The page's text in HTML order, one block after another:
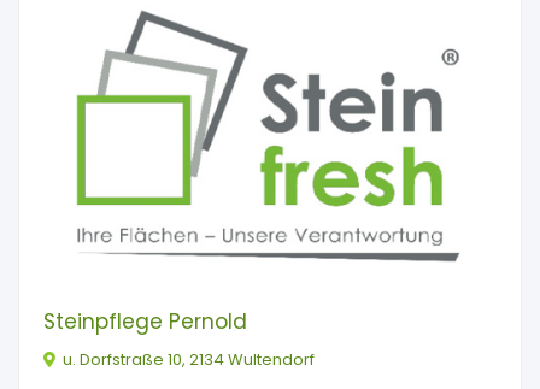
Steinpflege Pernold
u. Dorfstraße 10, 2134 Wultendorf